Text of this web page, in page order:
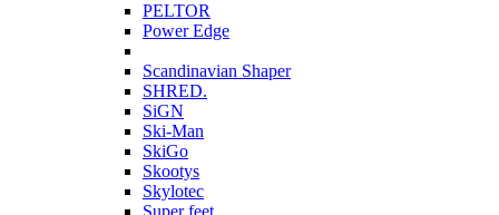
PELTOR
Power Edge
Scandinavian Shaper
SHRED.
SiGN
Ski-Man
SkiGo
Skootys
Skylotec
Super feet